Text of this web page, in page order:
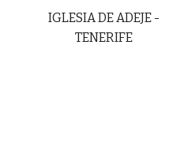
IGLESIA DE ADEJE -
TENERIFE